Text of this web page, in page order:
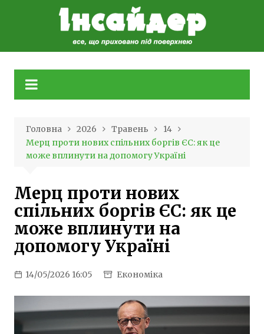
Головна 2026 Травень
14
Мерц проти нових спільних боргів ЄС: як це
може вплинути на допомогу Україні
Мерц проти нових
спільних боргів ЄС: як це
може вплинути на
допомогу Україні
14/05/2026 16:05 Економіка